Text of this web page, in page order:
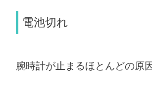
電池切れ
腕時計が止まるほとんどの原